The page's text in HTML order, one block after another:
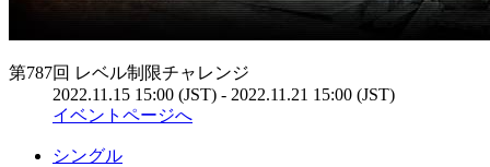
第787回 レベル制限チャレンジ
2022.11.15 15:00 (JST) - 2022.11.21 15:00 (JST)
イベントページへ
シングル